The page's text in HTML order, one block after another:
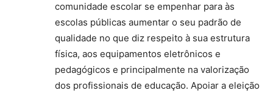
comunidade escolar se empenhar para às
escolas públicas aumentar o seu padrão de
qualidade no que diz respeito à sua estrutura
física, aos equipamentos eletrônicos e
pedagógicos e principalmente na valorização
dos profissionais de educação. Apoiar a eleição